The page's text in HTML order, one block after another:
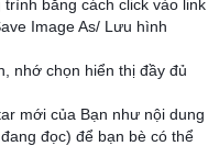
bằng cách click vào link
Image As/ Lưu hình
nhớ chọn hiển thị đầy đủ
mới của Bạn như nội dung
đọc) để bạn bè có thể